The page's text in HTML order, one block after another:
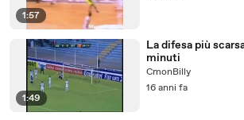
1:57
1:49
La difesa più
minuti
CmonBilly
16 anni fa